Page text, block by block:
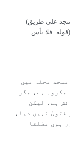
(قوله: إلا في مسجد على طريق) هو ما ليس له إمام ومؤذن راتب فلا
فلا بأس
محلہ میں
ہے، مگر
ہے، لیکن
فتویٰ نہیں دیا،
ہوں مطلقا